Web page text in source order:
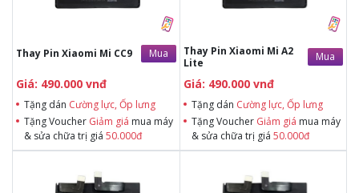
Thay Pin Xiaomi Mi CC9 Mua
Giá: 490.000 vnđ
Tặng dán Cường lực, Ốp lưng
Tặng Voucher Giảm giá mua máy
& sửa chữa trị giá 50.000đ
Thay Pin Xiaomi Mi A2
Lite
Mua
Giá: 490.000 vnđ
Tặng dán Cường lực, Ốp lưng
Tặng Voucher Giảm giá mua máy
& sửa chữa trị giá 50.000đ